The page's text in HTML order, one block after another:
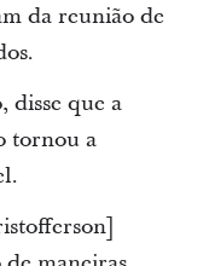
da reunião de
que a
tornou a